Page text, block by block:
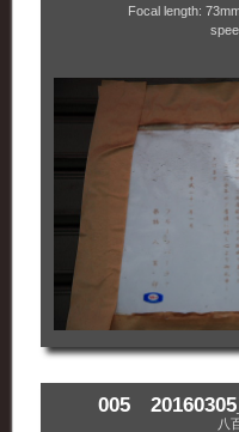
Focal length: 73mm
005
八